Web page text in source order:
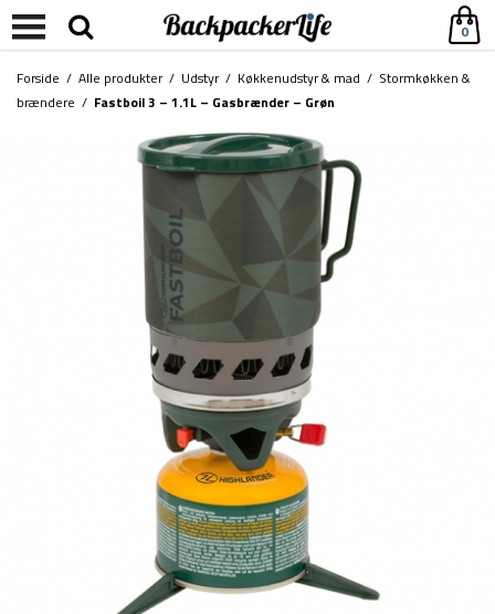
0
Forside / Alle produkter/ Udstyr/ Køkkenudstyr & mad / Stormkøkken &
brændere / Fastboil 3 – 1.1L – Gasbrænder – Grøn